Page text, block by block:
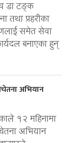
डा टङ्क
तथा प्रहरीका
समेत सेवा
बनाएका हुन्
अभियान
१२ महिनामा
अभियान